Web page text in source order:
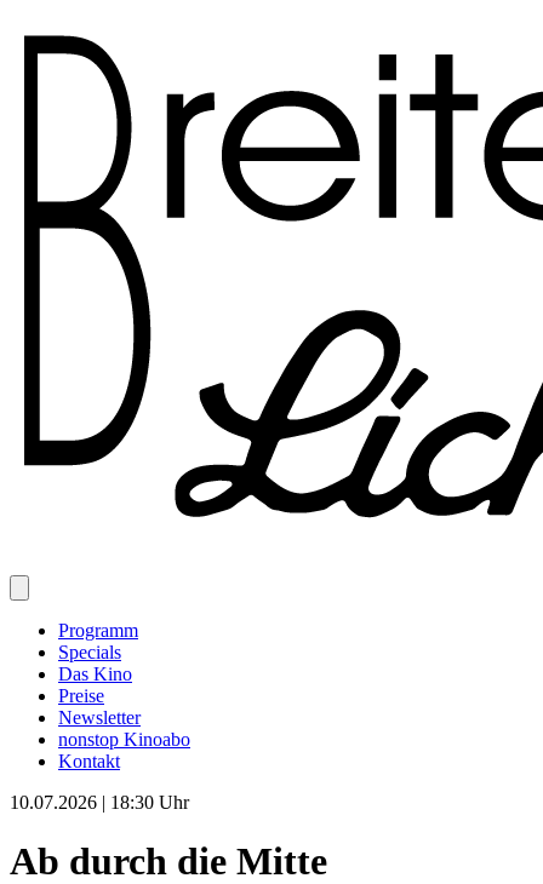
Programm
Specials
Das Kino
Preise
Newsletter
nonstop Kinoabo
Kontakt
10.07.2026 | 18:30 Uhr
Ab durch die Mitte